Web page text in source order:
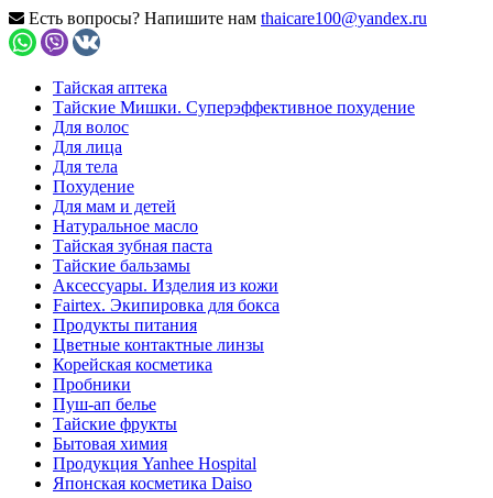
Есть вопросы? Напишите нам thaicare100@yandex.ru
Тайская аптека
Тайские Мишки. Суперэффективное похудение
Для волос
Для лица
Для тела
Похудение
Для мам и детей
Натуральное масло
Тайская зубная паста
Тайские бальзамы
Аксессуары. Изделия из кожи
Fairtex. Экипировка для бокса
Продукты питания
Цветные контактные линзы
Корейская косметика
Пробники
Пуш-ап белье
Тайские фрукты
Бытовая химия
Продукция Yanhee Hospital
Японская косметика Daiso